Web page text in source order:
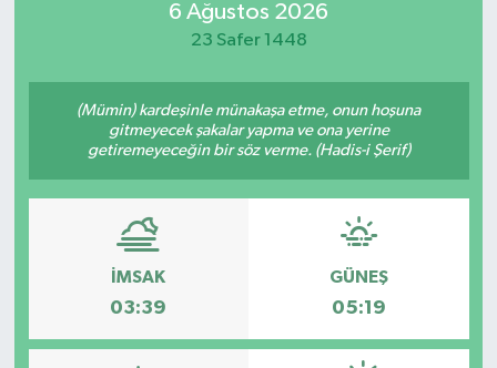
6 Ağustos 2026
23 Safer 1448
(Mümin) kardeşinle münakaşa etme, onun hoşuna
gitmeyecek şakalar yapma ve ona yerine
getiremeyeceğin bir söz verme. (Hadis-i Şerif)
İMSAK
03:39
GÜNEŞ
05:19
Magazin
Resmi İlan